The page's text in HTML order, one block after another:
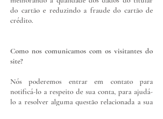
do cartão e reduzindo a fraude do cartão de
crédito.
Como nos comunicamos com os visitantes do
site?
Nós poderemos entrar em contato para
notificá-lo a respeito de sua conta, para ajudá-
lo a resolver alguma questão relacionada a sua